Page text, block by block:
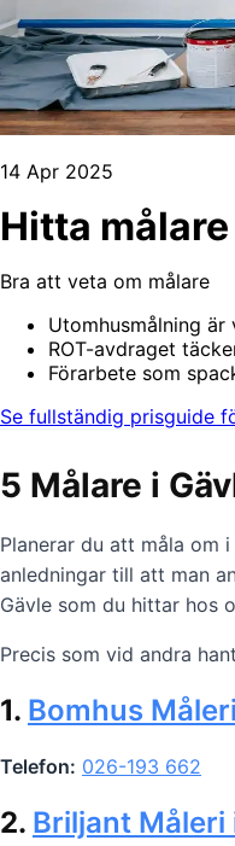
14 Apr 2025
Hitta
Bra att veta om målare
Utomhusmålning
ROT-avdraget
Förarbete som
Se fullständig prisguide
5 Målare i
Planerar du att måla om i
anledningar till att man
Gävle som du hittar hos
Precis som vid andra
1. Bomhus Måleri
Telefon: 026-193 662
2. Briljant Måleri